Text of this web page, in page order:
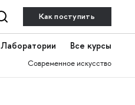
Как поступить
Лаборатории Все курсы
Современное искусство